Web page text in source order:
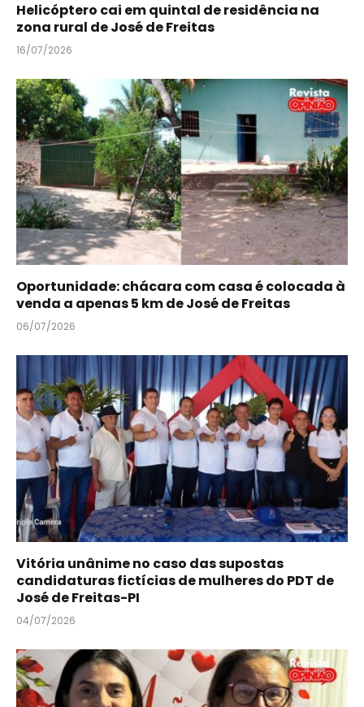
Helicóptero cai em quintal de residência na
zona rural de José de Freitas
16/07/2026
Oportunidade: chácara com casa é colocada à
venda a apenas 5 km de José de Freitas
06/07/2026
Vitória unânime no caso das supostas
candidaturas fictícias de mulheres do PDT de
José de Freitas-PI
04/07/2026